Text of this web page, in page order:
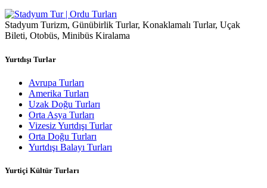
Stadyum Turizm, Günübirlik Turlar, Konaklamalı Turlar, Uçak
Bileti, Otobüs, Minibüs Kiralama
Yurtdışı Turlar
Avrupa Turları
Amerika Turları
Uzak Doğu Turları
Orta Asya Turları
Vizesiz Yurtdışı Turlar
Orta Doğu Turları
Yurtdışı Balayı Turları
Yurtiçi Kültür Turları